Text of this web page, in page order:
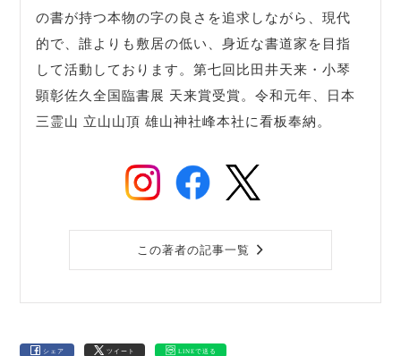
の書が持つ本物の字の良さを追求しながら、現代
的で、誰よりも敷居の低い、身近な書道家を目指
して活動しております。第七回比田井天来・小琴
顕彰佐久全国臨書展 天来賞受賞。令和元年、日本
三霊山 立山山頂 雄山神社峰本社に看板奉納。
この著者の記事一覧
シェア ツイート LINEで送る